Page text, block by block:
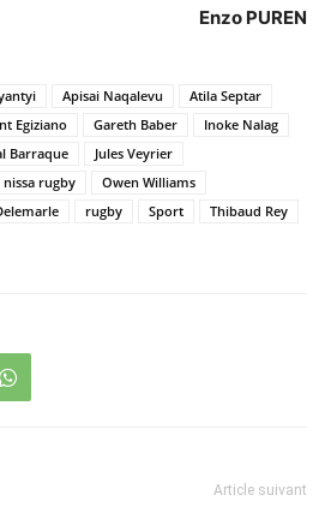
Enzo PUREN
Apisai Naqalevu
Atila Septar
Egiziano Gareth Baber
Inoke Nalag
Barraque
Jules Veyrier
nissa rugby
Owen Williams
rugby Sport
Thibaud Rey
Article suivant